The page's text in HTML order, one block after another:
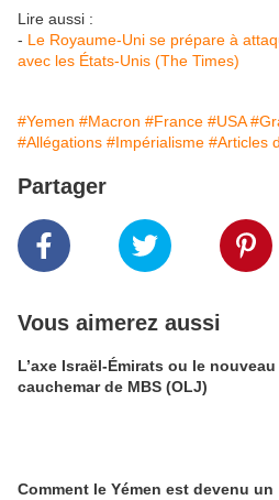
Lire aussi :
- Le Royaume-Uni se prépare à
avec les États-Unis (The Times)
#Yemen #Macron #France #USA
#Allégations #Impérialisme #Articles
Partager
Vous aimerez aussi
L’axe Israël-Émirats ou le nouveau
cauchemar de MBS (OLJ)
Comment le Yémen est devenu un